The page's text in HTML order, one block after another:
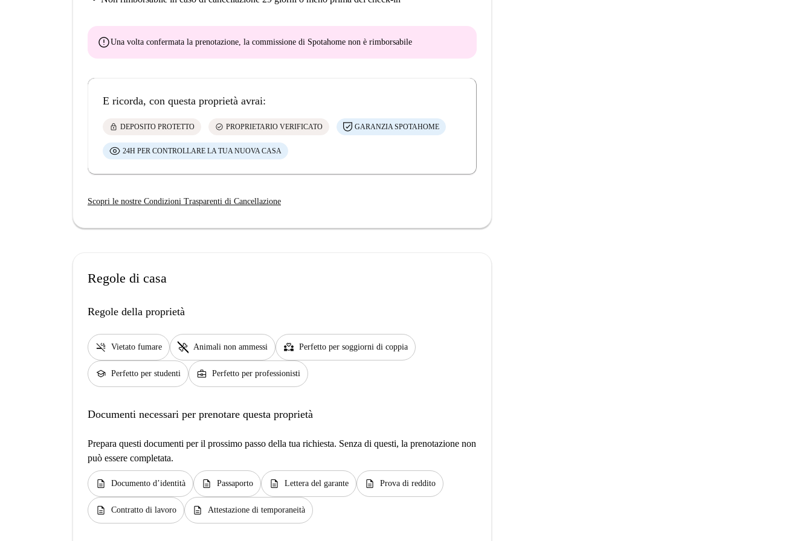
errorUna volta confermata la prenotazione, la commissione di Spotahome non è rimborsabile
E ricorda, con questa proprietà avrai:
lock DEPOSITO PROTETTO check_circle PROPRIETARIO VERIFICATO GARANZIA SPOTAHOME
24H PER CONTROLLARE LA TUA NUOVA CASA
Scopri le nostre Condizioni Trasparenti di Cancellazione
Regole di casa
Regole della proprietà
smoke_free Vietato fumare pet_supplies Animali non ammessi partner_heart Perfetto per soggiorni di coppia
school Perfetto per studenti business_center Perfetto per professionisti
Documenti necessari per prenotare questa proprietà
Prepara questi documenti per il prossimo passo della tua richiesta. Senza di questi, la prenotazione non
può essere completata.
description Documento d’identità description Passaporto description Lettera del garante description Prova di reddito
description Contratto di lavoro description Attestazione di temporaneità